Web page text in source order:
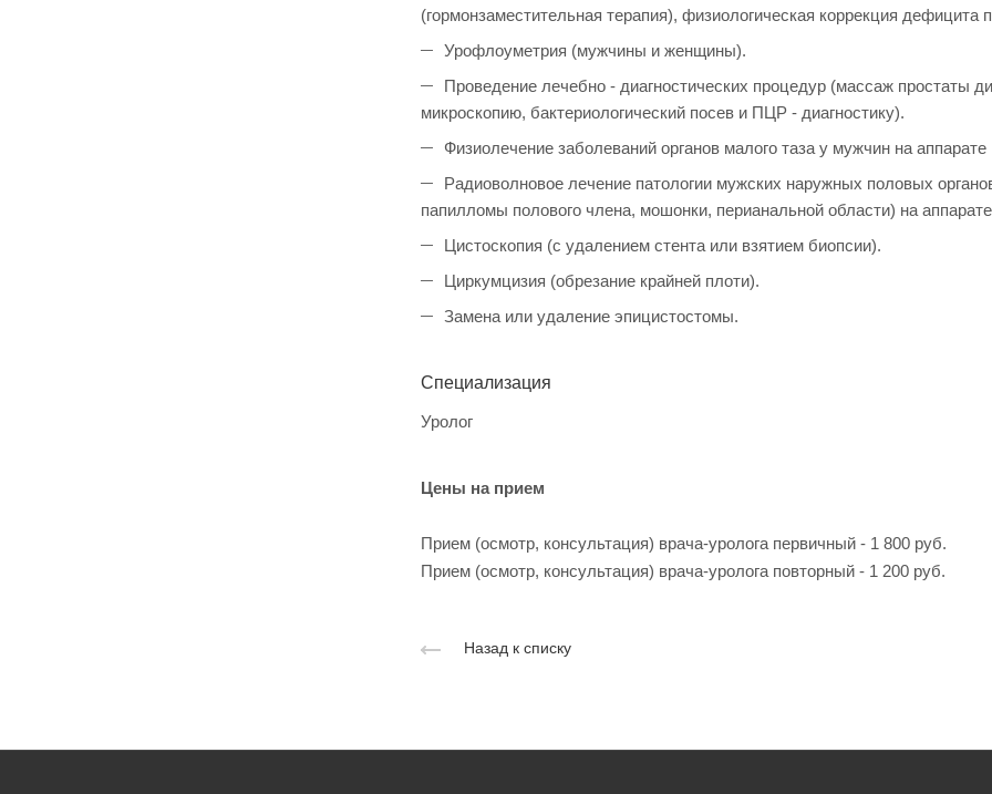
(гормонзаместительная терапия), физиологическая коррекция дефицита
Урофлоуметрия (мужчины и женщины).
Проведение лечебно - диагностических процедур (массаж простаты
микроскопию, бактериологический посев и ПЦР - диагностику).
Физиолечение заболеваний органов малого таза у мужчин на
Радиоволновое лечение патологии мужских наружных половых
папилломы полового члена, мошонки, перианальной области) на
Цистоскопия (с удалением стента или взятием биопсии).
Циркумцизия (обрезание крайней плоти).
Замена или удаление эпицистостомы.
Специализация
Уролог
Цены на прием
Прием (осмотр, консультация) врача-уролога первичный - 1 800 руб.
Прием (осмотр, консультация) врача-уролога повторный - 1 200 руб.
Назад к списку